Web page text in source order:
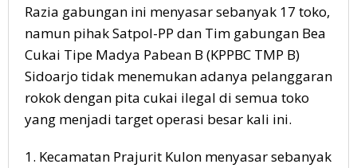
Razia gabungan ini menyasar sebanyak 17 toko,
namun pihak Satpol-PP dan Tim gabungan Bea
Cukai Tipe Madya Pabean B (KPPBC TMP B)
Sidoarjo tidak menemukan adanya pelanggaran
rokok dengan pita cukai ilegal di semua toko
yang menjadi target operasi besar kali ini.
1. Kecamatan Prajurit Kulon menyasar sebanyak